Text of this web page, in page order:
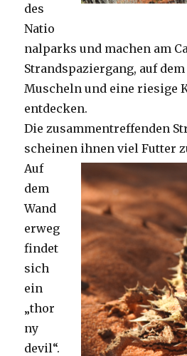
des
Natio
nalparks und machen am
Strandspaziergang, auf
Muscheln und eine riesige
entdecken.
Die zusammentreffenden
scheinen ihnen viel Futter
Auf
dem
Wand
erweg
findet
sich
ein
„thor
ny
devil“.